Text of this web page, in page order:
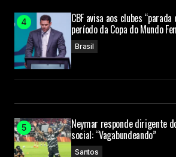
CBF avisa aos clubes
período da Copa do Mundo
Brasil
Neymar responde dirigente
social: “Vagabundeando”
Santos